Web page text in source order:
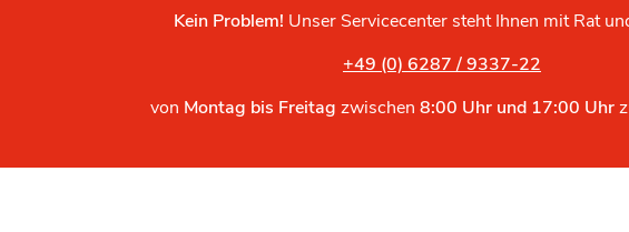
Kein Problem! Unser Servicecenter steht Ihnen mit Rat
+49 (0) 6287 / 9337-22
von Montag bis Freitag zwischen8:00 Uhr und 17:00 Uhr